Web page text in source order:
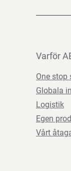
Varför
One stop
Globala
Logistik
Egen
Vårt